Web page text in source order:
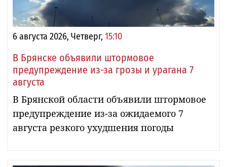
6 августа 2026, Четверг, 15:10
В Брянске объявили штормовое
предупреждение из-за грозы и урагана 7
августа
В Брянской области объявили штормовое
предупреждение из-за ожидаемого 7
августа резкого ухудшения погоды